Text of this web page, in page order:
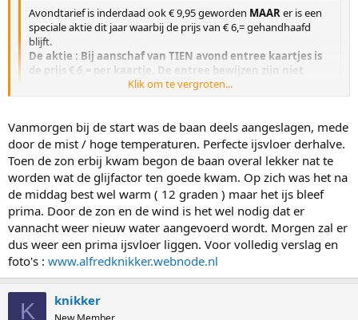
Avondtarief is inderdaad ook € 9,95 geworden MAARer is een
speciale aktie dit jaar waarbij de prijs van € 6,= gehandhaafd
blijft.
De aktie : Bij aanschaf van TIEN avond entree kaartjes is
de prijs € 6,= per kaartje. De entree bewijzen zijn niet
persoonsgebonden !!!Klik om te vergroten...
Oke! goede aktie
Hoe lag de baan er bij vandaag, het ijs enz.?
Klik om te vergroten...
Vanmorgen bij de start was de baan deels aangeslagen, mede
door de mist / hoge temperaturen. Perfecte ijsvloer derhalve.
Toen de zon erbij kwam begon de baan overal lekker nat te
worden wat de glijfactor ten goede kwam. Op zich was het na
de middag best wel warm ( 12 graden ) maar het ijs bleef
prima. Door de zon en de wind is het wel nodig dat er
vannacht weer nieuw water aangevoerd wordt. Morgen zal er
dus weer een prima ijsvloer liggen. Voor volledig verslag en
foto's : www.alfredknikker.webnode.nl
K knikker